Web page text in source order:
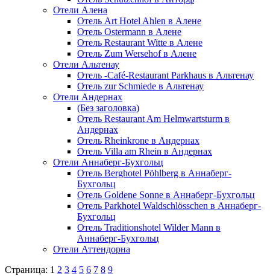
Отели Алена
Отель Art Hotel Ahlen в Алене
Отель Ostermann в Алене
Отель Restaurant Witte в Алене
Отель Zum Wersehof в Алене
Отели Альтенау
Отель -Café-Restaurant Parkhaus в Альтенау
Отель zur Schmiede в Альтенау
Отели Андернах
(Без заголовка)
Отель Restaurant Am Helmwartsturm в
Андернах
Отель Rheinkrone в Андернах
Отель Villa am Rhein в Андернах
Отели Аннаберг-Бухгольц
Отель Berghotel Pöhlberg в Аннаберг-
Бухгольц
Отель Goldene Sonne в Аннаберг-Бухгольц
Отель Parkhotel Waldschlösschen в Аннаберг-
Бухгольц
Отель Traditionshotel Wilder Mann в
Аннаберг-Бухгольц
Отели Аттендорна
Страница: 1 2 3 4 5 6 7 8 9